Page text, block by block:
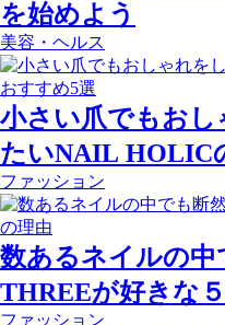
を始めよう
美容・ヘルス
小さい爪でもお
たいNAIL HOLIC
ファッション
数あるネイルの中
THREEが好きな
ファッション